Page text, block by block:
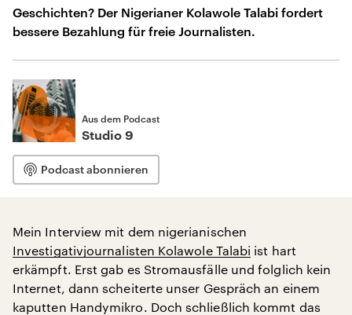
Geschichten? Der Nigerianer Kolawole Talabi fordert
bessere Bezahlung für freie Journalisten.
Aus dem Podcast
Studio 9
Podcast abonnieren
Mein Interview mit dem nigerianischen
Investigativjournalisten Kolawole Talabi ist hart
erkämpft. Erst gab es Stromausfälle und folglich kein
Internet, dann scheiterte unser Gespräch an einem
kaputten Handymikro. Doch schließlich kommt das